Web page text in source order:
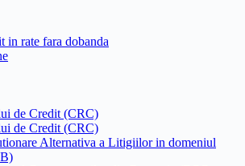
in rate fara dobanda
de Credit (CRC)
de Credit (CRC)
Alternativa a Litigiilor in domeniul